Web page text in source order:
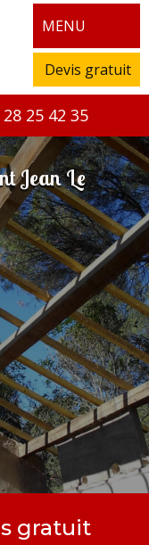
MENU
Devis gratuit
28 25 42 35
Jean Le
gratuit